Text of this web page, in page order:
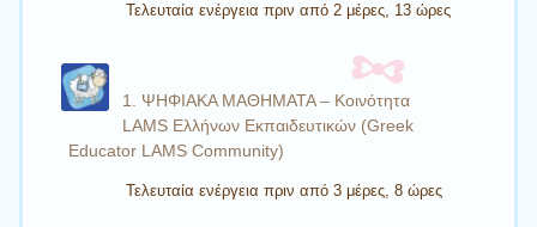
Τελευταία ενέργεια πριν από 2 μέρες, 13 ώρες
1. ΨΗΦΙΑΚΑ ΜΑΘΗΜΑΤΑ – Κοινότητα
LAMS Ελλήνων Εκπαιδευτικών (Greek
Educator LAMS Community)
Τελευταία ενέργεια πριν από 3 μέρες, 8 ώρες